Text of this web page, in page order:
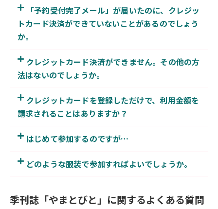
「予約受付完了メール」が届いたのに、クレジッ
トカード決済ができていないことがあるのでしょう
か。
クレジットカード決済ができません。その他の方
法はないのでしょうか。
クレジットカードを登録しただけで、利用金額を
請求されることはありますか？
はじめて参加するのですが…
どのような服装で参加すればよいでしょうか。
季刊誌「やまとびと」に関するよくある質問